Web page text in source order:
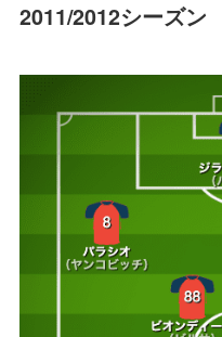
2011/2012シーズン